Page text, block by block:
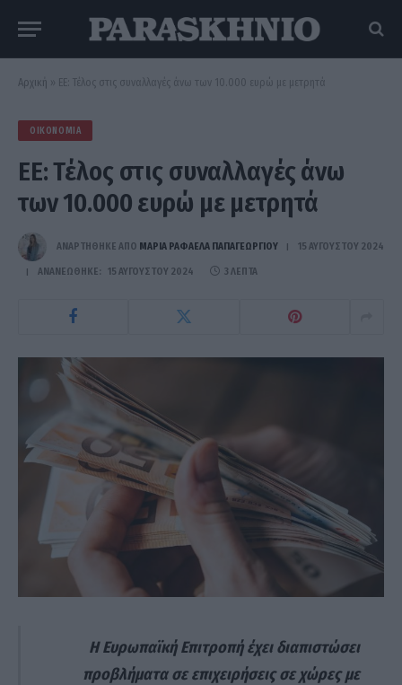
Αρχική » EE: Τέλος στις συναλλαγές άνω των 10.000 ευρώ με μετρητά
ΟΙΚΟΝΟΜΊΑ
EE: Τέλος στις συναλλαγές άνω
των 10.000 ευρώ με μετρητά
ΑΝΑΡΤΗΘΗΚΕ ΑΠΟ ΜΑΡΊΑ ΡΑΦΑΈΛΑ ΠΑΠΑΓΕΩΡΓΊΟΥ 15 ΑΥΓΟΎΣΤΟΥ 2024
ΑΝΑΝΕΏΘΗΚΕ: 15 ΑΥΓΟΎΣΤΟΥ 2024 3 ΛΕΠΤΆ
Η Ευρωπαϊκή Επιτροπή έχει διαπιστώσει
προβλήματα σε επιχειρήσεις σε χώρες με